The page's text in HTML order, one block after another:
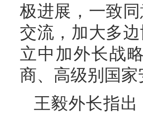
极进展，一致
交流，加大多
立中加外长战
商、高级别国
王毅外长指